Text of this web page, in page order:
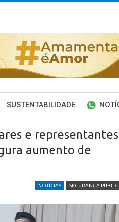
SUSTENTABILIDADE
e representantes
aumento de
NOTÍCIAS SEGURANÇA